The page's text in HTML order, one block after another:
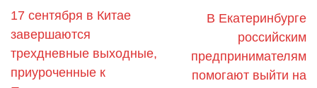
17 сентября в Китае
завершаются
трехдневные выходные,
приуроченные к
В Екатеринбурге
российским
предпринимателям
помогают выйти на